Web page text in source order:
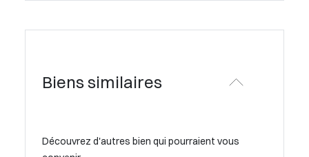
Biens similaires
Découvrez d'autres bien qui pourraient vous